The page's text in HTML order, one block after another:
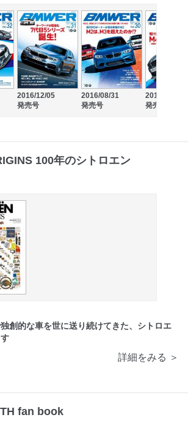
2016/12/05
発売号
2016/08/31
発売号
2016/05/31
発売号
100年のシトロエン
創的な車を世に送り続けてきた、シトロエ
詳細をみる ＞
fan book